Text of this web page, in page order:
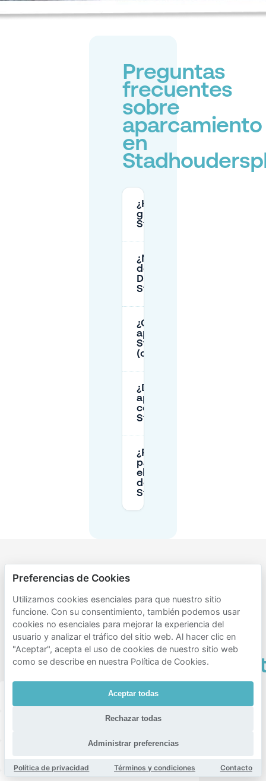
Preguntas
frecuentes
sobre
aparcamiento
en
¿Hay aparcamiento
gratis en
Stadhoudersplantsoen?
¿Necesito un permiso
de aparcamiento en
Den Haag cerca de
Stadhoudersplantsoen?
¿Cuánto cuesta
aparcar cerca de
Stadhoudersplantsoen
(calle vs garaje)?
¿Debería reservar
aparcamiento privado
con antelación para
Stadhoudersplantsoen?
¿Puedo reservar y
pagar por adelantado
el aparcamiento cerca
de
Stadhoudersplantsoen?
Zonas
populares
para
aparcar
cerca de
Leidschenveen-ypenburg
Preferencias de Cookies
Utilizamos cookies esenciales para que nuestro sitio
funcione. Con su consentimiento, también podemos usar
cookies no esenciales para mejorar la experiencia del
usuario y analizar el tráfico del sitio web. Al hacer clic en
"Aceptar", acepta el uso de cookies de nuestro sitio web
como se describe en nuestra Política de Cookies.
Aceptar todas
Rechazar todas
Administrar preferencias
Política de privacidad Términos y condiciones Contacto